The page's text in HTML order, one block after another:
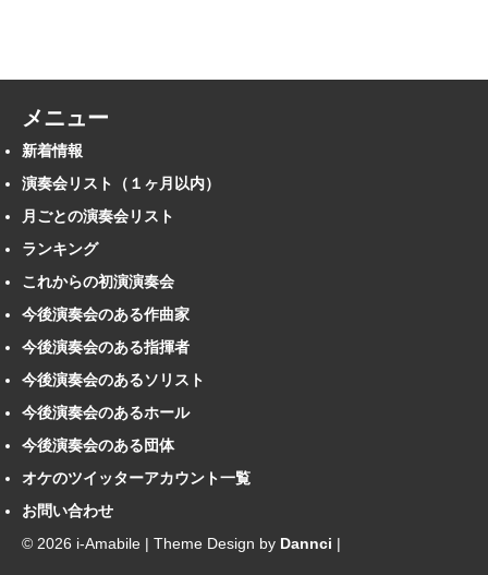
メニュー
新着情報
演奏会リスト（１ヶ月以内）
月ごとの演奏会リスト
ランキング
これからの初演演奏会
今後演奏会のある作曲家
今後演奏会のある指揮者
今後演奏会のあるソリスト
今後演奏会のあるホール
今後演奏会のある団体
オケのツイッターアカウント一覧
お問い合わせ
© 2026 i-Amabile | Theme Design by Dannci |